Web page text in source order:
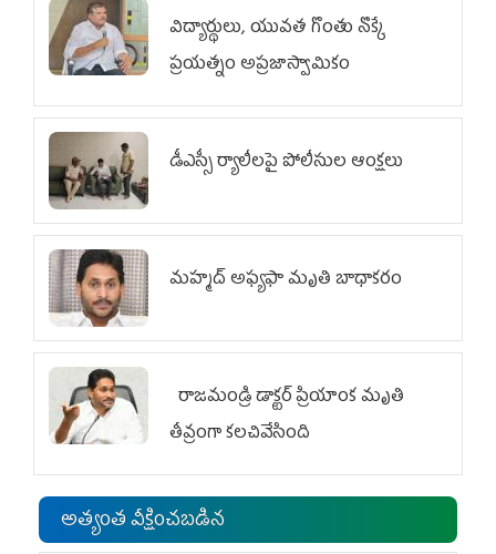
విద్యార్థులు, యువత గొంతు నొక్కే
ప్రయత్నం అప్రజాస్వామికం
డీఎస్సీ ర్యాలీలపై పోలీసుల ఆంక్షలు
మహ్మద్‌ అఫ్యఫా మృతి బాధాకరం
రాజమండ్రి డాక్టర్‌ ప్రియాంక మృతి
తీవ్రంగా కలచివేసింది
అత్యంత వీక్షించబడిన